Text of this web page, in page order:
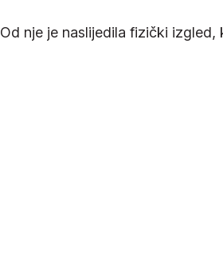
Od nje je naslijedila fizički izgled,